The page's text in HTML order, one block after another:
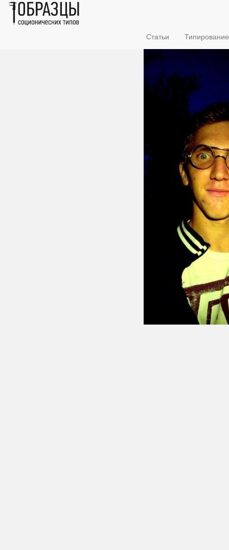
Статьи Типирование